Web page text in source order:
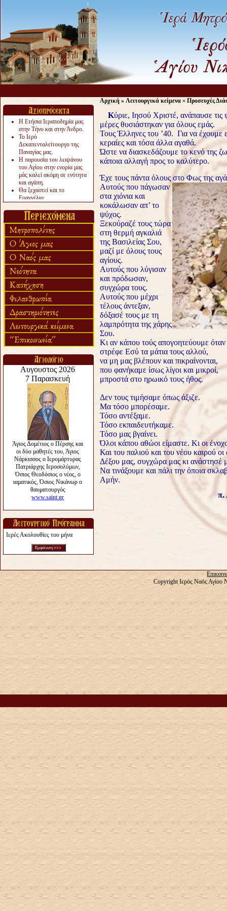
Η Ετήσια Ιεραποδημία μας
στην Τήνο και στην Άνδρο.
Το Ιερό
Δεκαπενταλείτουργο της
Παναγίας μας.
Η παρουσία του λειψάνου
του Αγίου στην ενορία μας
μάς καλεί ακόμη σε ενότητα
και αγάπη.
Θα ξεχαστεί και το
Ευαγγέλιο;
«πολύ αργά».
Ζητείται....
Ιερές Ακολουθίες του μήνα
Αρχική » Λειτουργικά κείμενα » Προσευχές
Κύριε, Ιησού Χριστέ, ανάπαυσε
μέρες θυσιάστηκαν για όλους εμάς.
Τους Έλληνες του ’40. Για να έχουμε
κεραίες και τόσα άλλα αγαθά.
Ώστε να διασκεδάζουμε το κενό της
κάποια αλλαγή προς το καλύτερο.
Έχε τους πάντα όλους στο Φως της
Αυτούς που πάγωσαν
στα χιόνια και
κοκάλωσαν απ’ το
ψύχος.
Ξεκούραζέ τους τώρα
στη θερμή αγκαλιά
της Βασιλείας Σου,
μαζί με όλους τους
αγίους.
Αυτούς που λύγισαν
και πρόδωσαν,
συγχώρα τους.
Αυτούς που μέχρι
τέλους άντεξαν,
δόξασέ τους με τη
λαμπρότητα της χάρης
Σου.
Κι αν κάπου τούς απογοητεύουμε όταν
στρέφε Εσύ τα μάτια τους αλλού,
να μη μας βλέπουν και πικραίνονται,
που φανήκαμε ίσως λίγοι και μικροί,
μπροστά στο ηρωικό τους ήθος.
Δεν τους τιμήσαμε όπως άξιζε.
Μα τόσο μπορέσαμε.
Τόσο αντέξαμε.
Τόσο εκπαιδευτήκαμε.
Τόσο μας βγαίνει.
Όλοι κάπου αθώοι είμαστε. Κι οι
Και του παλιού και του νέου καιρού
Δέξου μας, συγχώρα μας κι ανάστησέ
Να τινάξουμε και πάλι την όποια
Αμήν.
π.
Copyright Ιερός Ναός Αγίου